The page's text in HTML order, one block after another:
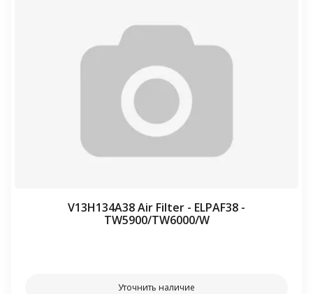
V13H134A38 Air Filter - ELPAF38 -
TW5900/TW6000/W
Уточнить наличие